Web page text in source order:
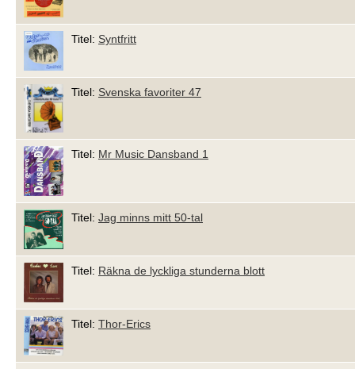
Titel: Syntfritt
Titel: Svenska favoriter 47
Titel: Mr Music Dansband 1
Titel: Jag minns mitt 50-tal
Titel: Räkna de lyckliga stunderna blott
Titel: Thor-Erics